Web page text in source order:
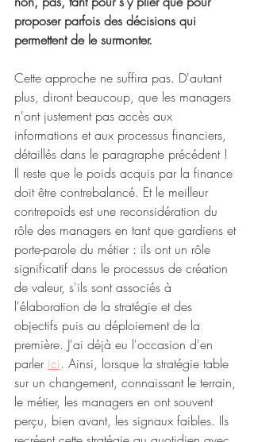
proposer parfois des décisions qui
permettent de le surmonter.
Cette approche ne suffira pas. D'autant
plus, diront beaucoup, que les managers
n'ont justement pas accès aux
informations et aux processus financiers,
détaillés dans le paragraphe précédent !
Il reste que le poids acquis par la finance
doit être contrebalancé. Et le meilleur
contrepoids est une reconsidération du
rôle des managers en tant que gardiens et
porte-parole du métier : ils ont un rôle
significatif dans le processus de création
de valeur, s'ils sont associés à
l'élaboration de la stratégie et des
objectifs puis au déploiement de la
première. J'ai déjà eu l'occasion d'en
parler ici. Ainsi, lorsque la stratégie table
sur un changement, connaissant le terrain,
le métier, les managers en ont souvent
perçu, bien avant, les signaux faibles. Ils